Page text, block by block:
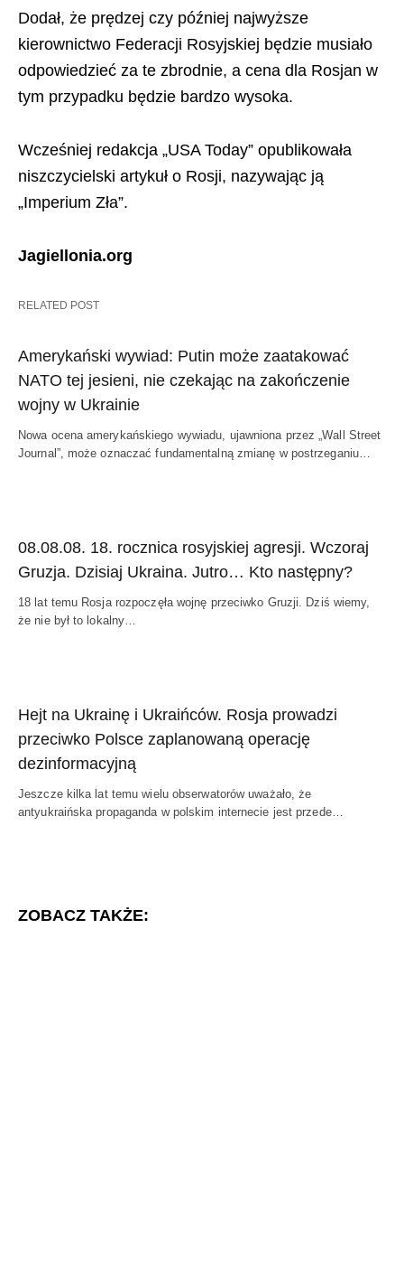
Dodał, że prędzej czy później najwyższe
kierownictwo Federacji Rosyjskiej będzie musiało
odpowiedzieć za te zbrodnie, a cena dla Rosjan w
tym przypadku będzie bardzo wysoka.
Wcześniej redakcja „USA Today” opublikowała
niszczycielski artykuł o Rosji, nazywając ją
„Imperium Zła”.
Jagiellonia.org
RELATED POST
Amerykański wywiad: Putin może zaatakować
NATO tej jesieni, nie czekając na zakończenie
wojny w Ukrainie
Nowa ocena amerykańskiego wywiadu, ujawniona przez „Wall Street
Journal”, może oznaczać fundamentalną zmianę w postrzeganiu…
08.08.08. 18. rocznica rosyjskiej agresji. Wczoraj
Gruzja. Dzisiaj Ukraina. Jutro… Kto następny?
18 lat temu Rosja rozpoczęła wojnę przeciwko Gruzji. Dziś wiemy,
że nie był to lokalny…
Hejt na Ukrainę i Ukraińców. Rosja prowadzi
przeciwko Polsce zaplanowaną operację
dezinformacyjną
Jeszcze kilka lat temu wielu obserwatorów uważało, że
antyukraińska propaganda w polskim internecie jest przede…
ZOBACZ TAKŻE: